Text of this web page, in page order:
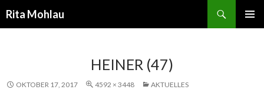
Rita Mohlau
HEINER (47)
OKTOBER 17, 2017 4592 × 3448 AKTUELLES